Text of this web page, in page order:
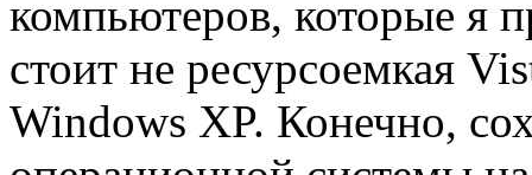
компьютеров, которые я
стоит не ресурсоемкая
Windows XP. Конечно,